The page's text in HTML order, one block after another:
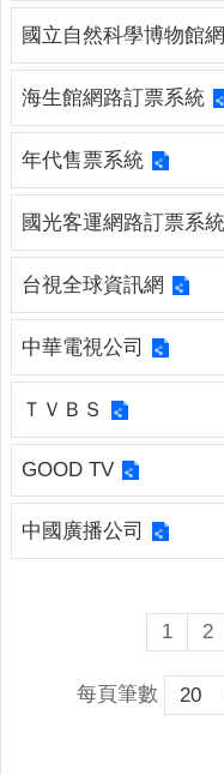
覽
檢
索
查
相
關
連
結
English
頁
隱
私
權
保
國立自然科學博物館
海生館網路訂票系統
年代售票系統
國光客運網路訂票系統
台視全球資訊網
中華電視公司
ＴＶＢＳ
GOOD TV
中國廣播公司
1 2
每頁筆數